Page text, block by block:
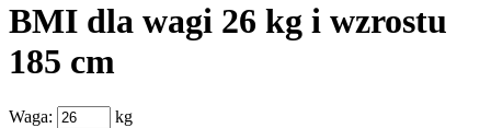
BMI dla wagi 26 kg i wzrostu
185 cm
Waga:
kg